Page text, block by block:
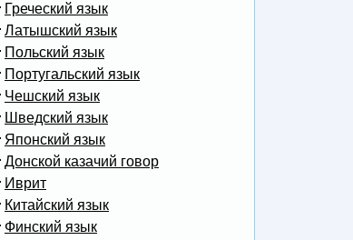
Греческий язык
Латышский язык
Польский язык
Португальский язык
Чешский язык
Шведский язык
Японский язык
Донской казачий говор
Иврит
Китайский язык
Финский язык